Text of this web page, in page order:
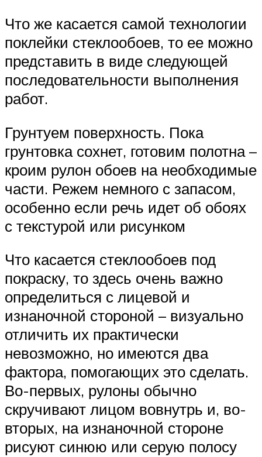
Что же касается самой технологии
поклейки стеклообоев, то ее можно
представить в виде следующей
последовательности выполнения
работ.
Грунтуем поверхность. Пока
грунтовка сохнет, готовим полотна –
кроим рулон обоев на необходимые
части. Режем немного с запасом,
особенно если речь идет об обоях
с текстурой или рисунком
Что касается стеклообоев под
покраску, то здесь очень важно
определиться с лицевой и
изнаночной стороной – визуально
отличить их практически
невозможно, но имеются два
фактора, помогающих это сделать.
Во-первых, рулоны обычно
скручивают лицом вовнутрь и, во-
вторых, на изнаночной стороне
рисуют синюю или серую полосу